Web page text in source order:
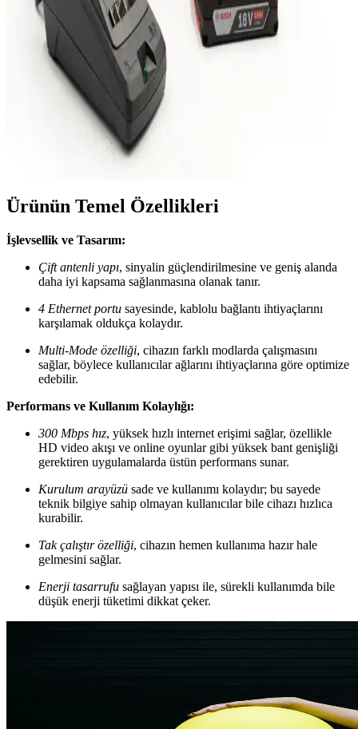
Marshall Major III Bluetooth CT kulaklık, şık tasarımı, üstün ses
kalitesi ve uzun pil ömrü ile öne çıkar. Kablosuz kullanım ve yüksek
konfor sağlayan özellikleriyle günlük ve profesyonel kullanım için
Bosch GDX 180-Lİ Kablosuz Darbeli Matkap:
Güçlü ve Çok Yönlü Profesyonel El Aleti
Bosch GDX 180-Lİ, çift fonksiyonlu, yüksek torklu ve kablosuz
tasarımıyla profesyonel ve hobi kullanımı için ideal, dayanıklı ve
çok yönlü darbeli matkap. İşleri hızlandırır, hareket özgürlüğü sağlar.
Ürünün Temel Özellikleri
İşlevsellik ve Tasarım:
Çift antenli yapı, sinyalin güçlendirilmesine ve geniş alanda
daha iyi kapsama sağlanmasına olanak tanır.
4 Ethernet portu sayesinde, kablolu bağlantı ihtiyaçlarını
karşılamak oldukça kolaydır.
Multi-Mode özelliği, cihazın farklı modlarda çalışmasını
sağlar, böylece kullanıcılar ağlarını ihtiyaçlarına göre optimize
edebilir.
Performans ve Kullanım Kolaylığı:
300 Mbps hız, yüksek hızlı internet erişimi sağlar, özellikle
HD video akışı ve online oyunlar gibi yüksek bant genişliği
gerektiren uygulamalarda üstün performans sunar.
Kurulum arayüzü sade ve kullanımı kolaydır; bu sayede
teknik bilgiye sahip olmayan kullanıcılar bile cihazı hızlıca
kurabilir.
Tak çalıştır özelliği, cihazın hemen kullanıma hazır hale
gelmesini sağlar.
Enerji tasarrufu sağlayan yapısı ile, sürekli kullanımda bile
düşük enerji tüketimi dikkat çeker.